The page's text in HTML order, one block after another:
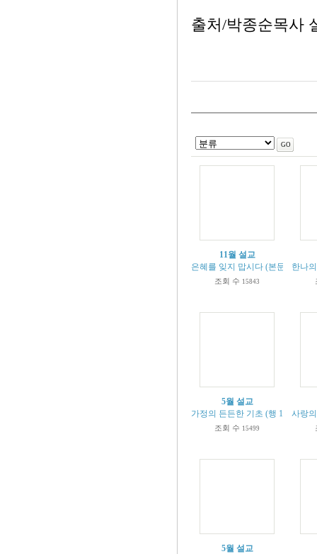
출처/박종순목사
11월 설교
은혜를 잊지 맙시다 (본문 시
조회 수 15843
한나
5월 설교
가정의 든든한 기초 (행 10:1-8)
조회 수 15499
사랑
5월 설교